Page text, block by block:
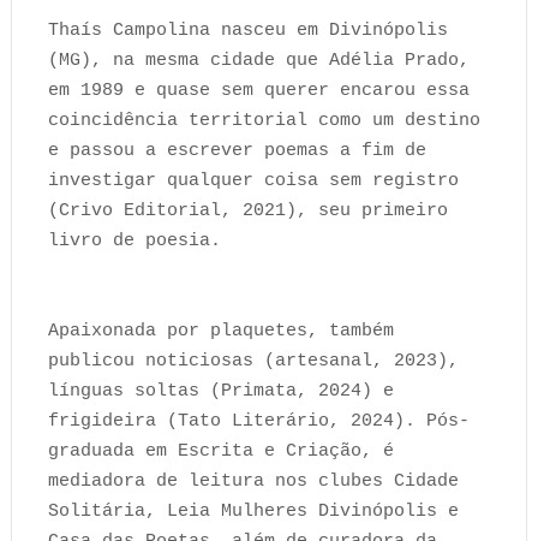
Thaís Campolina nasceu em Divinópolis
(MG), na mesma cidade que Adélia Prado,
em 1989 e quase sem querer encarou essa
coincidência territorial como um destino
e passou a escrever poemas a fim de
investigar qualquer coisa sem registro
(Crivo Editorial, 2021), seu primeiro
livro de poesia.
Apaixonada por plaquetes, também
publicou noticiosas (artesanal, 2023),
línguas soltas (Primata, 2024) e
frigideira (Tato Literário, 2024). Pós-
graduada em Escrita e Criação, é
mediadora de leitura nos clubes Cidade
Solitária, Leia Mulheres Divinópolis e